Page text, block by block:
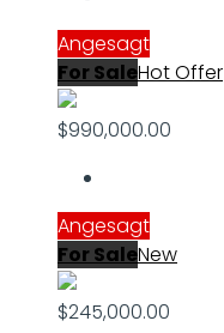
Angesagt
For SaleHot Offer
$990,000.00
Angesagt
For SaleNew
$245,000.00